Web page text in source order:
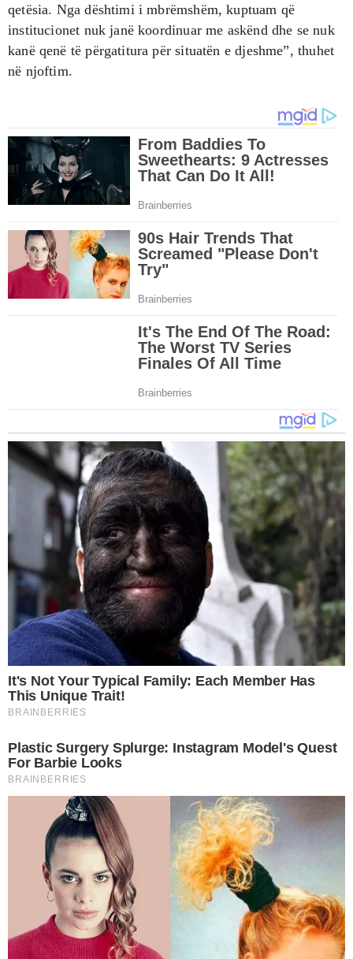
qetësia. Nga dështimi i mbrëmshëm, kuptuam që
institucionet nuk janë koordinuar me askënd dhe se nuk
kanë qenë të përgatitura për situatën e djeshme”, thuhet
në njoftim.